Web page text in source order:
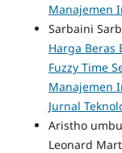
Manajemen
Sarbaini
Harga Beras
Fuzzy Time
Manajemen
Jurnal
Aristho
Leonard